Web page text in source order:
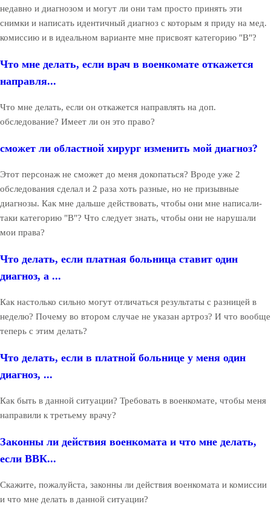
недавно и диагнозом и могут ли они там просто принять эти
снимки и написать идентичный диагноз с которым я приду на мед.
комиссию и в идеальном варианте мне присвоят категорию "В"?
Что мне делать, если врач в военкомате откажется
направля...
Что мне делать, если он откажется направлять на доп.
обследование? Имеет ли он это право?
сможет ли областной хирург изменить мой диагноз?
Этот персонаж не сможет до меня докопаться? Вроде уже 2
обследования сделал и 2 раза хоть разные, но не призывные
диагнозы. Как мне дальше действовать, чтобы они мне написали-
таки категорию "В"? Что следует знать, чтобы они не нарушали
мои права?
Что делать, если платная больница ставит один
диагноз, а ...
Как настолько сильно могут отличаться результаты с разницей в
неделю? Почему во втором случае не указан артроз? И что вообще
теперь с этим делать?
Что делать, если в платной больнице у меня один
диагноз, ...
Как быть в данной ситуации? Требовать в военкомате, чтобы меня
направили к третьему врачу?
Законны ли действия военкомата и что мне делать,
если ВВК...
Скажите, пожалуйста, законны ли действия военкомата и комиссии
и что мне делать в данной ситуации?